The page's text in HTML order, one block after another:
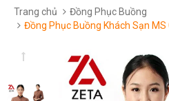
Trang chủ
Đồng Phục Buồng
Đồng Phục Buồng Khách Sạn MS